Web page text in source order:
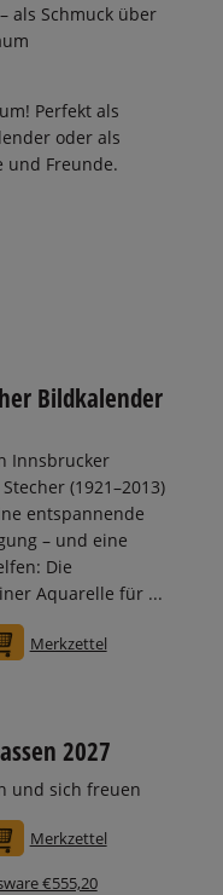
als Schmuck über
Perfekt als
oder als
und Freunde.
Bildkalender
Innsbrucker
(1921–2013)
entspannende
– und eine
Die
Aquarelle für ...
In den Warenkorb
Merkzettel
2027
und sich freuen
In den Warenkorb
Merkzettel
€555,20